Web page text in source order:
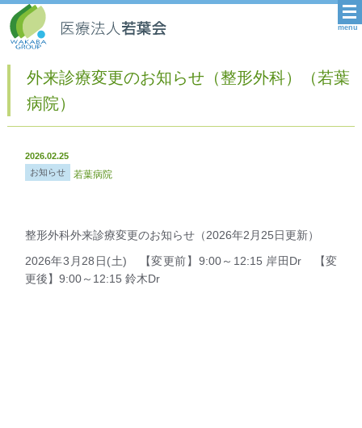
menu
外来診療変更のお知らせ（整形外科）（若葉
病院）
2026.02.25
お知らせ
若葉病院
整形外科外来診療変更のお知らせ（2026年2月25日更新）
2026年3月28日(土) 【変更前】9:00～12:15 岸田Dr 【変
更後】9:00～12:15 鈴木Dr